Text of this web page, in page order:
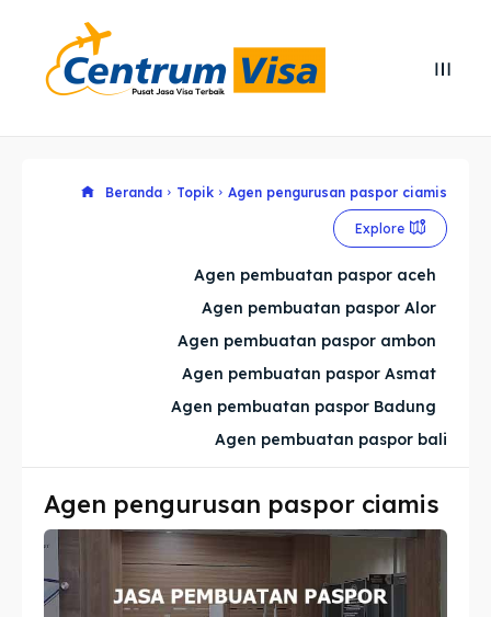
Cari
Cari
Explore our destinations
Imta
Legalisir
Explore our destinations
Imta
Legalisir
Beranda Topik Agen pengurusan paspor ciamis
Explore
Agen pembuatan paspor aceh
Agen pembuatan paspor Alor
Agen pembuatan paspor ambon
Agen pembuatan paspor Asmat
Agen pembuatan paspor Badung
Agen pembuatan paspor bali
Agen pengurusan paspor ciamis